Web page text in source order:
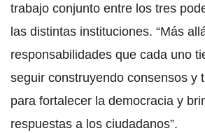
trabajo conjunto entre los tres
las distintas instituciones. “Más
responsabilidades que cada uno
seguir construyendo consensos y
para fortalecer la democracia y
respuestas a los ciudadanos”.